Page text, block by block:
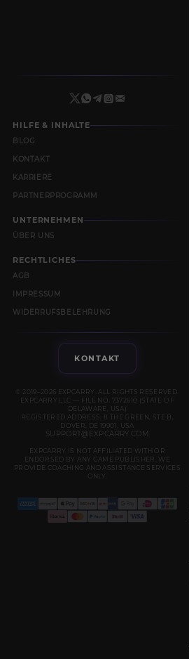
HILFE & INHALTE
BLOG
KONTAKT
KARRIERE
PARTNERPROGRAMM
UNTERNEHMEN
ÜBER UNS
RECHTLICHES
AGB
IMPRESSUM
WIDERRUFSBELEHRUNG
KONTAKT
© 2019–2026 EXPCARRY. ALL RIGHTS RESERVED.
EXPCARRY LLC — FILE NO. 7372610 (STATE OF
DELAWARE, USA)
REGISTERED ADDRESS: 8 THE GREEN, STE B,
DOVER, DE 19901, USA
SUPPORT@EXPCARRY.COM
EXPCARRY IS NOT AFFILIATED WITH OR
ENDORSED BY ANY GAME PUBLISHER. WE
PROVIDE COACHING AND ASSISTANCE SERVICES
ONLY.